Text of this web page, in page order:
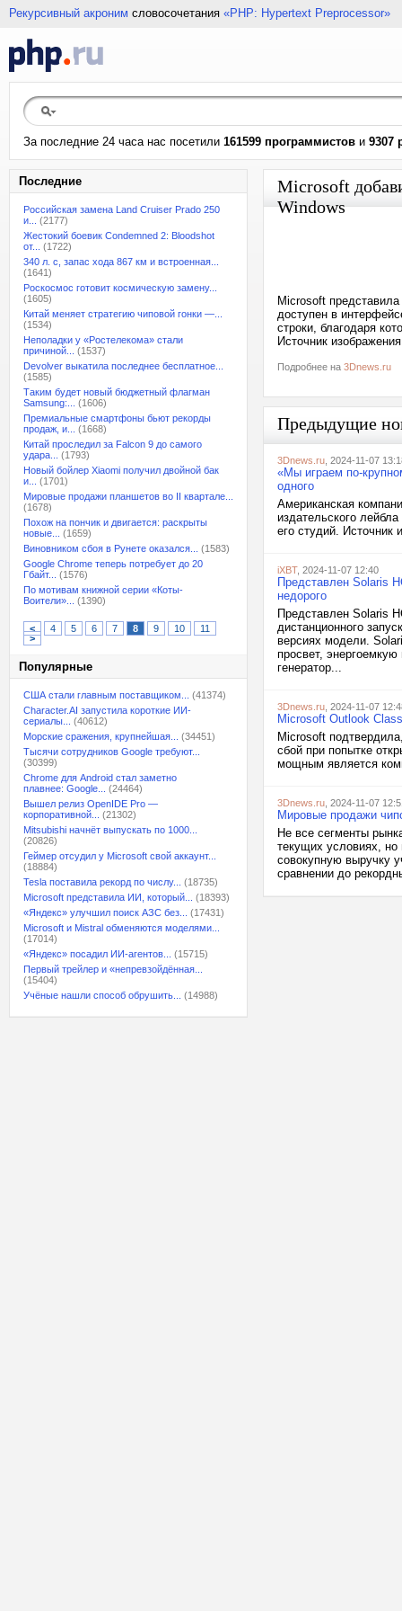
Рекурсивный акроним словосочетания «PHP: Hypertext Preprocessor»
За последние 24 часа нас посетили 161599 программистов и 9307
Последние
Российская замена Land Cruiser Prado 250
и...
(2177)
Жестокий боевик Condemned 2: Bloodshot
от...
(1722)
340 л. с, запас хода 867 км и встроенная...
(1641)
Роскосмос готовит космическую замену...
(1605)
Китай меняет стратегию чиповой гонки —...
(1534)
Неполадки у «Ростелекома» стали
причиной...
(1537)
Devolver выкатила последнее бесплатное...
(1585)
Таким будет новый бюджетный флагман
Samsung:...
(1606)
Премиальные смартфоны бьют рекорды
продаж, и...
(1668)
Китай проследил за Falcon 9 до самого
удара...
(1793)
Новый бойлер Xiaomi получил двойной бак
и...
(1701)
Мировые продажи планшетов во II квартале...
(1678)
Похож на пончик и двигается: раскрыты
новые...
(1659)
Виновником сбоя в Рунете оказался...
(1583)
Google Chrome теперь потребует до 20
Гбайт...
(1576)
По мотивам книжной серии «Коты-
Воители»...
(1390)
< 4 5 6 7 8 9 10
11
>
Популярные
США стали главным поставщиком...
(41374)
Character.AI запустила короткие ИИ-
сериалы...
(40612)
Морские сражения, крупнейшая...
(34451)
Тысячи сотрудников Google требуют...
(30399)
Chrome для Android стал заметно
плавнее: Google...
(24464)
Вышел релиз OpenIDE Pro —
корпоративной...
(21302)
Mitsubishi начнёт выпускать по 1000...
(20826)
Геймер отсудил у Microsoft свой аккаунт...
(18884)
Tesla поставила рекорд по числу...
(18735)
Microsoft представила ИИ, который...
(18393)
«Яндекс» улучшил поиск АЗС без...
(17431)
Microsoft и Mistral обменяются моделями...
(17014)
«Яндекс» посадил ИИ-агентов...
(15715)
Первый трейлер и «непревзойдённая...
(15404)
Учёные нашли способ обрушить...
(14988)
Microsoft
Windows
Microsoft
доступен в
строки, благодаря
Источник
Подробнее на 3Dnews.ru
Предыдущие
3Dnews.ru , 2024-11-07
«Мы играем по-
одного
Американская
издательского
его студий. Источник
iXBT, 2024-11-07 12:40
Представлен Solaris
недорого
Представлен Solaris
дистанционного
версиях модели.
просвет,
генератор...
3Dnews.ru , 2024-11-07
Microsoft Outlook
Microsoft
сбой при попытке
мощным является
3Dnews.ru , 2024-11-07
Мировые продажи
Не все сегменты
текущих условиях, но
совокупную выручку
сравнении до